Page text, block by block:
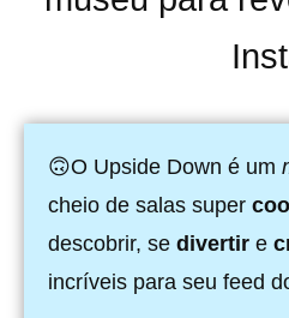
🙃O Upside Down é um
cheio de salas super cool
descobrir, se divertir e
incríveis para seu feed